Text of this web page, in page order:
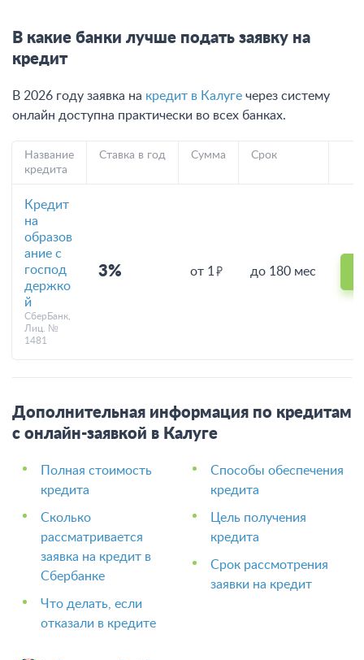
В какие банки лучше подать заявку на
кредит
В 2026 году заявка на кредит в Калуге через систему
онлайн доступна практически во всех банках.
Название
кредита
Ставка в год Сумма Срок
Кредит
на
образов
ание с
господ
держко
й
СберБанк,
Лиц. №
1481
3% от 1 до 180 мес
Дополнительная информация по кредитам
с онлайн-заявкой в Калуге
Полная стоимость
кредита
Сколько
рассматривается
заявка на кредит в
Сбербанке
Что делать, если
отказали в кредите
Способы обеспечения
кредита
Цель получения
кредита
Срок рассмотрения
заявки на кредит